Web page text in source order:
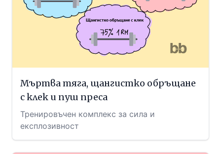
Мъртва тяга, щангистко обръщане
с клек и пуш преса
Тренировъчен комплекс за сила и
експлозивност